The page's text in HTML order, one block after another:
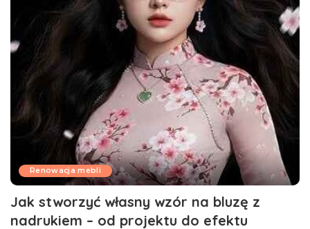
Renowacja mebli
Jak stworzyć własny wzór na bluzę z
nadrukiem – od projektu do efektu